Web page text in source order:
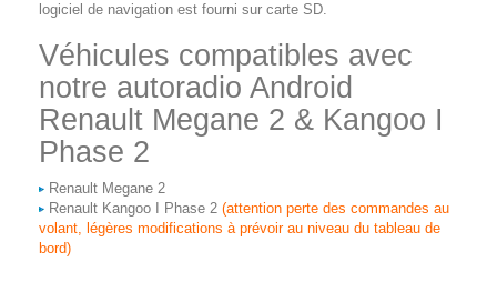
logiciel de navigation est fourni sur carte SD.
Véhicules compatibles avec
notre autoradio Android
Renault Megane 2 & Kangoo I
Phase 2
Renault Megane 2
Renault Kangoo I Phase 2 (attention perte des commandes au
volant, légères modifications à prévoir au niveau du tableau de
bord)